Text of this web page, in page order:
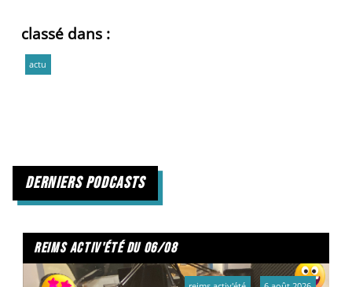
classé dans :
actu
derniers podcasts
reims activ'été du 06/08